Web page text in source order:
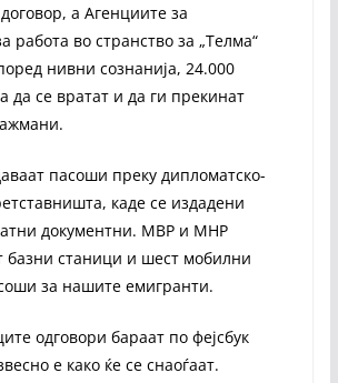
а Агенциите за
работа во странство за „Телма“
нивни сознанија, 24.000
да се вратат и да ги прекинат
пасоши преку дипломатско-
каде се издадени
документни. МВР и МНР
базни станици и шест мобилни
за нашите емигранти.
одговори бараат по фејсбук
е како ќе се снаоѓаат.